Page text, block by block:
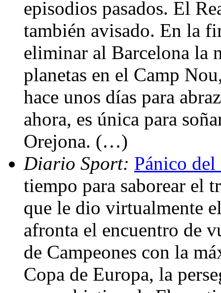
episodios pasados. El
también avisado. En la
eliminar al Barcelona la
planetas en el Camp
hace unos días para
ahora, es única para
Orejona. (…)
Diario Sport: Pánico
tiempo para saborear el
que le dio virtualmente
afronta el encuentro de
de Campeones con la
Copa de Europa, la